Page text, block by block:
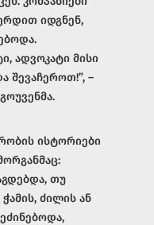
იდგნენ,
ადვოკატი მისი
შევაჩეროთ!”, –
ისტორიები
თუ
ძილის ან